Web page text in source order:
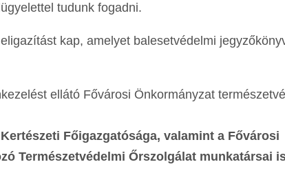
tudunk fogadni.
kap, amelyet balesetvédelmi
ellátó Fővárosi Önkormányzat
Főigazgatósága, valamint a Fővárosi
Természetvédelmi Őrszolgálat munkatársai